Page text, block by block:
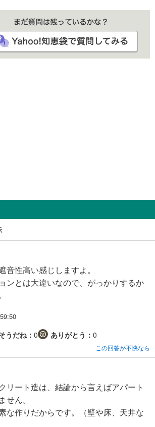
音性高い感じしますよ。
ンとは大違いなので、がっかりするか
うだね： 0 ありがとう： 0
この回答が不快なら
リート造は、結論から言えばアパート
せん。
な作りだからです。（壁や床、天井な